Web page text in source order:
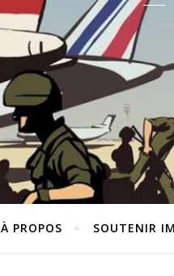
À PROPOS SOUTENIR